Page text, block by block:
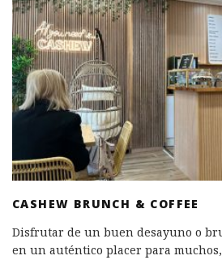
CASHEW BRUNCH & COFFEE
Disfrutar de un buen desayuno o
en un auténtico placer para muchos,